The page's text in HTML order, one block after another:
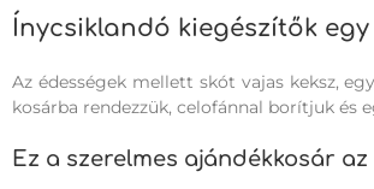
Ínycsiklandó kiegészítők
Az édességek mellett skót vajas keksz,
kosárba rendezzük, celofánnal borítjuk és
Ez a szerelmes ajándékkosár